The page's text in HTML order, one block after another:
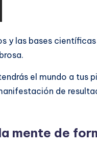
y las bases
el mundo a tus
de
mente de